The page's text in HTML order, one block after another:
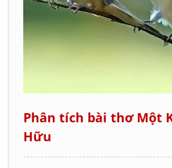
Phân tích bài thơ Một
Hữu